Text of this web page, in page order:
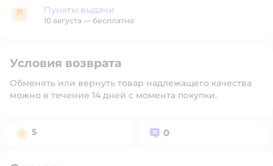
Пункты выдачи
Пункты выдачи
10 августа — бесплатно
Условия возврата
Обменять или вернуть товар надлежащего качества
можно в течение 14 дней с момента покупки.
Рейтинг:
5 Вопросов:
0